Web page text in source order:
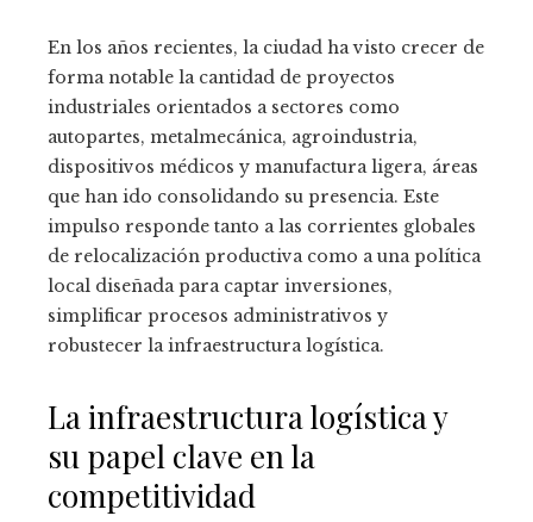
En los años recientes, la ciudad ha visto crecer de
forma notable la cantidad de proyectos
industriales orientados a sectores como
autopartes, metalmecánica, agroindustria,
dispositivos médicos y manufactura ligera, áreas
que han ido consolidando su presencia. Este
impulso responde tanto a las corrientes globales
de relocalización productiva como a una política
local diseñada para captar inversiones,
simplificar procesos administrativos y
robustecer la infraestructura logística.
La infraestructura logística y
su papel clave en la
competitividad